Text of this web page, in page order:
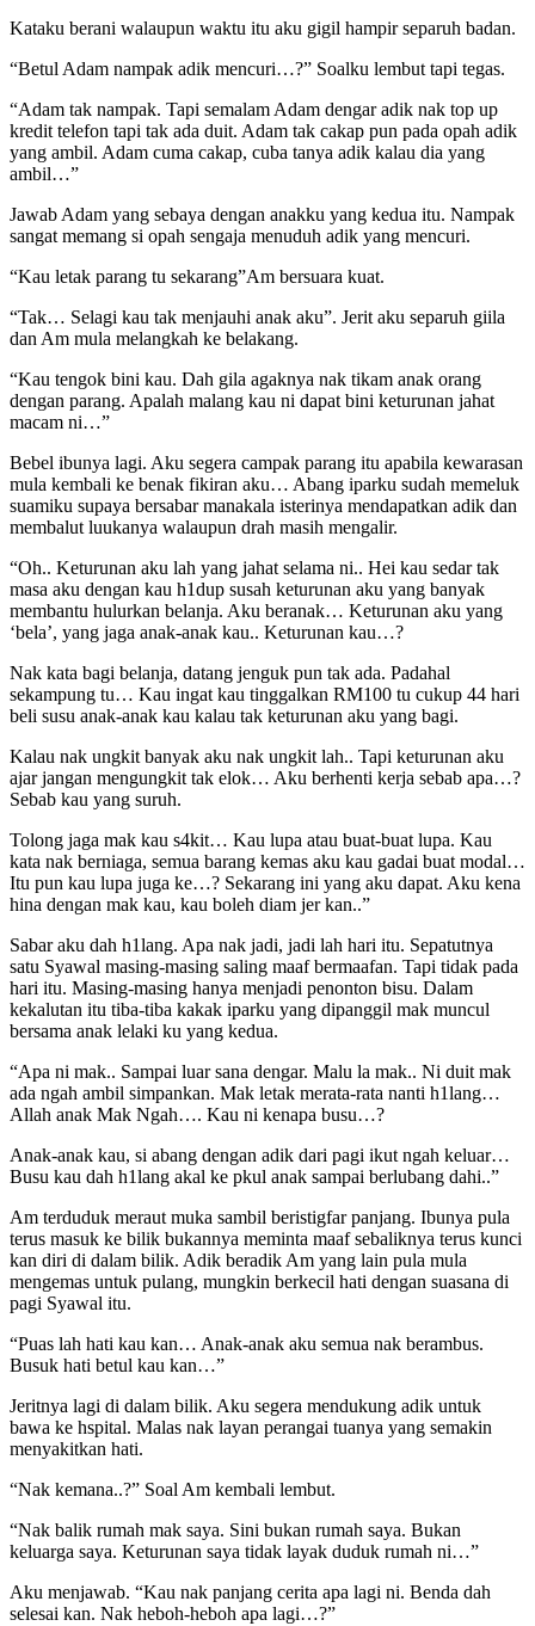
Kataku berani walaupun waktu itu aku gigil hampir separuh badan.
“Betul Adam nampak adik mencuri…?” Soalku lembut tapi tegas.
“Adam tak nampak. Tapi semalam Adam dengar adik nak top up
kredit telefon tapi tak ada duit. Adam tak cakap pun pada opah adik
yang ambil. Adam cuma cakap, cuba tanya adik kalau dia yang
ambil…”
Jawab Adam yang sebaya dengan anakku yang kedua itu. Nampak
sangat memang si opah sengaja menuduh adik yang mencuri.
“Kau letak parang tu sekarang”Am bersuara kuat.
“Tak… Selagi kau tak menjauhi anak aku”. Jerit aku separuh giila
dan Am mula melangkah ke belakang.
“Kau tengok bini kau. Dah gila agaknya nak tikam anak orang
dengan parang. Apalah malang kau ni dapat bini keturunan jahat
macam ni…”
Bebel ibunya lagi. Aku segera campak parang itu apabila kewarasan
mula kembali ke benak fikiran aku… Abang iparku sudah memeluk
suamiku supaya bersabar manakala isterinya mendapatkan adik dan
membalut luukanya walaupun drah masih mengalir.
“Oh.. Keturunan aku lah yang jahat selama ni.. Hei kau sedar tak
masa aku dengan kau h1dup susah keturunan aku yang banyak
membantu hulurkan belanja. Aku beranak… Keturunan aku yang
‘bela’, yang jaga anak-anak kau.. Keturunan kau…?
Nak kata bagi belanja, datang jenguk pun tak ada. Padahal
sekampung tu… Kau ingat kau tinggalkan RM100 tu cukup 44 hari
beli susu anak-anak kau kalau tak keturunan aku yang bagi.
Kalau nak ungkit banyak aku nak ungkit lah.. Tapi keturunan aku
ajar jangan mengungkit tak elok… Aku berhenti kerja sebab apa…?
Sebab kau yang suruh.
Tolong jaga mak kau s4kit… Kau lupa atau buat-buat lupa. Kau
kata nak berniaga, semua barang kemas aku kau gadai buat modal…
Itu pun kau lupa juga ke…? Sekarang ini yang aku dapat. Aku kena
hina dengan mak kau, kau boleh diam jer kan..”
Sabar aku dah h1lang. Apa nak jadi, jadi lah hari itu. Sepatutnya
satu Syawal masing-masing saling maaf bermaafan. Tapi tidak pada
hari itu. Masing-masing hanya menjadi penonton bisu. Dalam
kekalutan itu tiba-tiba kakak iparku yang dipanggil mak muncul
bersama anak lelaki ku yang kedua.
“Apa ni mak.. Sampai luar sana dengar. Malu la mak.. Ni duit mak
ada ngah ambil simpankan. Mak letak merata-rata nanti h1lang…
Allah anak Mak Ngah…. Kau ni kenapa busu…?
Anak-anak kau, si abang dengan adik dari pagi ikut ngah keluar…
Busu kau dah h1lang akal ke pkul anak sampai berlubang dahi..”
Am terduduk meraut muka sambil beristigfar panjang. Ibunya pula
terus masuk ke bilik bukannya meminta maaf sebaliknya terus kunci
kan diri di dalam bilik. Adik beradik Am yang lain pula mula
mengemas untuk pulang, mungkin berkecil hati dengan suasana di
pagi Syawal itu.
“Puas lah hati kau kan… Anak-anak aku semua nak berambus.
Busuk hati betul kau kan…”
Jeritnya lagi di dalam bilik. Aku segera mendukung adik untuk
bawa ke hspital. Malas nak layan perangai tuanya yang semakin
menyakitkan hati.
“Nak kemana..?” Soal Am kembali lembut.
“Nak balik rumah mak saya. Sini bukan rumah saya. Bukan
keluarga saya. Keturunan saya tidak layak duduk rumah ni…”
Aku menjawab. “Kau nak panjang cerita apa lagi ni. Benda dah
selesai kan. Nak heboh-heboh apa lagi…?”